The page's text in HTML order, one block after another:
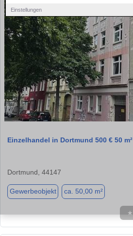
Einstellungen
Einzelhandel in Dortmund 500 € 50 m²
Dortmund, 44147
Gewerbeobjekt ca. 50,00 m²
★